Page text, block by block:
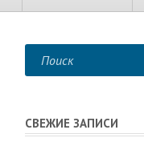
СВЕЖИЕ ЗАПИСИ